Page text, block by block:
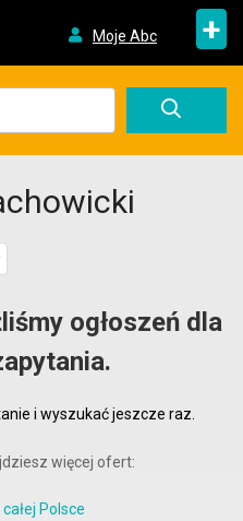
Moje Abc +
ogłoszeń dla
i wyszukać jeszcze raz.
więcej ofert:
Polsce